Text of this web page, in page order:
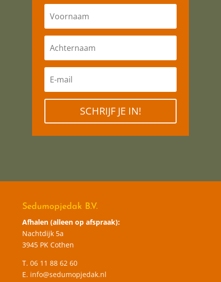
SCHRIJF JE IN!
Sedumopjedak B.V.
Afhalen (alleen op afspraak):
Nachtdijk 5a
3945 PK Cothen
T. 06 11 88 62 60
E. info@sedumopjedak.nl